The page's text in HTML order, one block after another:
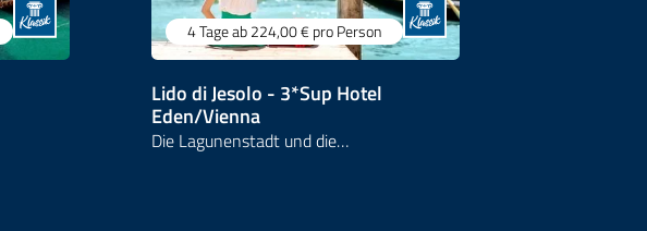
4 Tageab 224,00 € pro Person
Lido di Jesolo - 3*Sup Hotel
Eden/Vienna
Die Lagunenstadt und die…